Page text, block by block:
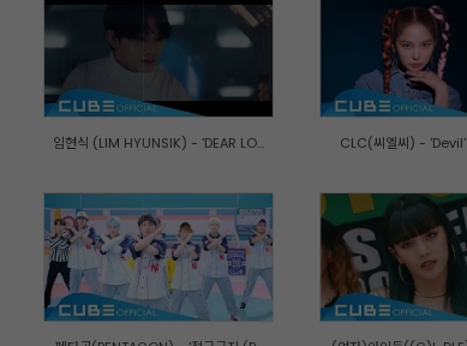
임현식 (LIM HYUNSIK) - 'DEAR LO... CLC(씨엘씨) -